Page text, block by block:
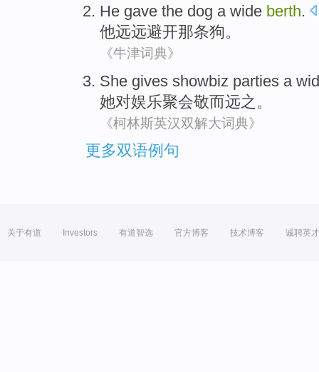
He gave the dog a wide berth.
他远远避开那条狗。
《牛津词典》
She gives showbiz parties a
她对娱乐聚会敬而远之 。
《柯林斯英汉双解大词典》
更多双语例句
关于有道 Investors 有道智选 官方博客 技术博客 诚聘英才